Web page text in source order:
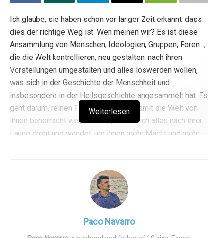
Ich glaube, sie haben schon vor langer Zeit erkannt, dass
dies der richtige Weg ist. Wen meinen wir? Es ist diese
Ansammlung von Menschen, Ideologien, Gruppen, Foren…,
die die Welt kontrollieren, neu gestalten, nach ihren
Vorstellungen umgestalten und alles loswerden wollen,
was sich in der Geschichte der Menschheit und
insbesondere in der Heilsgeschichte angesammelt hat. Es
geht darum, reinen Tisch zu machen, damit die Welt von
ihnen beherrscht werden kann, damit sich alles nach ihrer
Laune dreht und wendet, um ihnen mehr Macht und mehr
Und nichts ist so wirksam wie die Angst. Ich glaube, sie
wussten es schon, aber das Coronavirus hat sie beflügelt.
Sie haben festgestellt, dass sie wirksam, einfach und
schnell ist und dass sie nicht nur lähmt und unterdrückt,
Weiterlesen
Paco Navarro